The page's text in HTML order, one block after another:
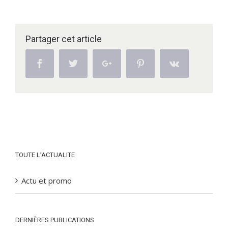
Partager cet article
Facebook Twitter Google+ Pinterest Vk
TOUTE L’ACTUALITE
Actu et promo
DERNIÈRES PUBLICATIONS